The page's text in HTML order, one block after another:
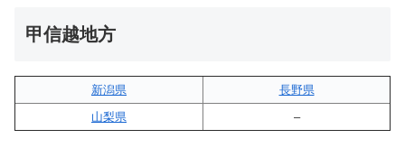
甲信越地方
新潟県
長野県
山梨県
–